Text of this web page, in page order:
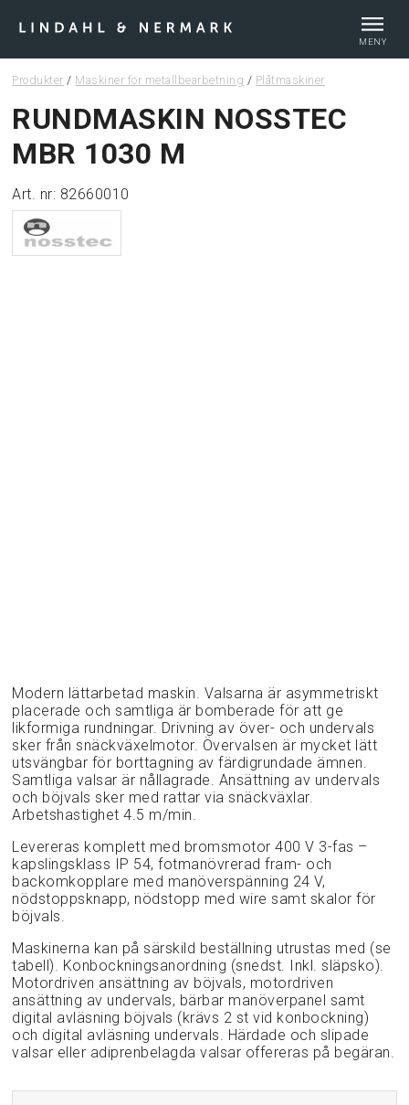
MENY
Webshop
Tips & guider
Produkter / Maskiner för metallbearbetning / Plåtmaskiner
RUNDMASKIN NOSSTEC
MBR 1030 M
Art. nr: 82660010
Modern lättarbetad maskin. Valsarna är asymmetriskt
placerade och samtliga är bomberade för att ge
likformiga rundningar. Drivning av över- och undervals
sker från snäckväxelmotor. Övervalsen är mycket lätt
utsvängbar för borttagning av färdigrundade ämnen.
Samtliga valsar är nållagrade. Ansättning av undervals
och böjvals sker med rattar via snäckväxlar.
Arbetshastighet 4.5 m/min.
Levereras komplett med bromsmotor 400 V 3-fas –
kapslingsklass IP 54, fotmanövrerad fram- och
backomkopplare med manöverspänning 24 V,
nödstoppsknapp, nödstopp med wire samt skalor för
böjvals.
Maskinerna kan på särskild beställning utrustas med (se
tabell). Konbockningsanordning (snedst. Inkl. släpsko).
Motordriven ansättning av böjvals, motordriven
ansättning av undervals, bärbar manöverpanel samt
digital avläsning böjvals (krävs 2 st vid konbockning)
och digital avläsning undervals. Härdade och slipade
valsar eller adiprenbelagda valsar offereras på begäran.